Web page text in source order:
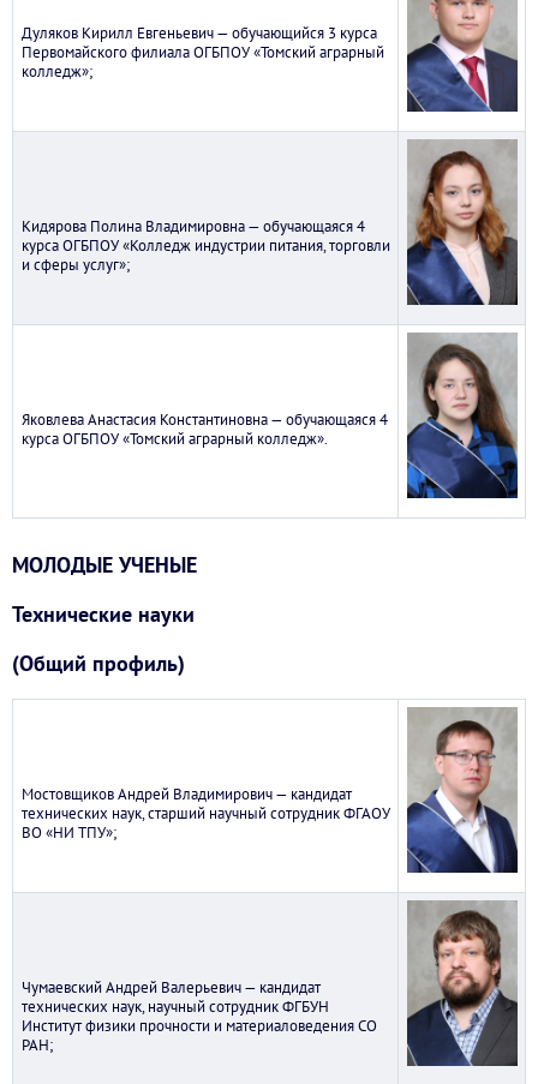
Дуляков Кирилл Евгеньевич — обучающийся 3 курса
Первомайского филиала ОГБПОУ «Томский аграрный
колледж»;
Кидярова Полина Владимировна — обучающаяся 4
курса ОГБПОУ «Колледж индустрии питания, торговли
и сферы услуг»;
Яковлева Анастасия Константиновна — обучающаяся 4
курса ОГБПОУ «Томский аграрный колледж».
МОЛОДЫЕ УЧЕНЫЕ
Технические науки
(Общий профиль)
Мостовщиков Андрей Владимирович — кандидат
технических наук, старший научный сотрудник ФГАОУ
ВО «НИ ТПУ»;
Чумаевский Андрей Валерьевич — кандидат
технических наук, научный сотрудник ФГБУН
Институт физики прочности и материаловедения СО
РАН;